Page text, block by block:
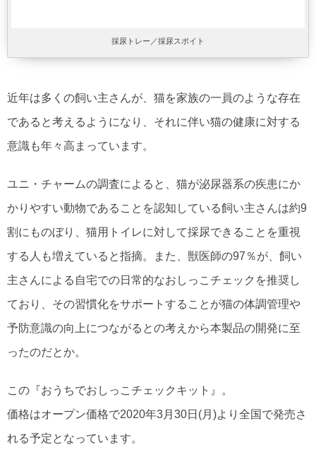
採尿トレー／採尿スポイト
近年は多くの飼い主さんが、猫を家族の一員のような存在
であると考えるようになり、それに伴い猫の健康に対する
意識も年々高まっています。
ユニ・チャームの調査によると、猫が泌尿器系の疾患にか
かりやすい動物であることを認知している飼い主さんは約9
割にものぼり、猫用トイレに対して採尿できることを重視
する人も増えていると指摘。また、獣医師の97％が、飼い
主さんによる自宅での日常的なおしっこチェックを推奨し
ており、その習慣化をサポートすることが猫の体調管理や
予防意識の向上につながるとの考えから本製品の開発に至
ったのだとか。
この『おうちでおしっこチェックキット』。
価格はオープン価格で2020年3月30日(月)より全国で発売さ
れる予定となっています。